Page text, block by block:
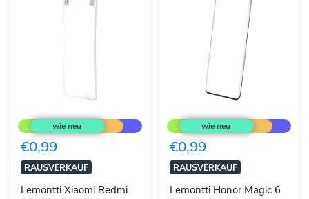
Xiaomi
Redmi
12c
Displayschutz
€0,99
RAUSVERKAUF
Lemontti Xiaomi Redmi
Honor
Magic
6
Lite
Displayschutz
Curved
Edge
€0,99
RAUSVERKAUF
Lemontti Honor Magic 6